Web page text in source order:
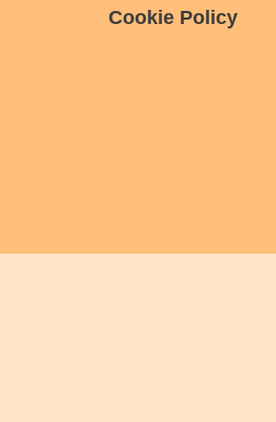
Cookie Policy